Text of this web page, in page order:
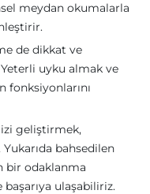
meydan okumalarla
de dikkat ve
uyku almak ve
fonksiyonlarını
geliştirmek,
Yukarıda bahsedilen
bir odaklanma
ulaşabiliriz.